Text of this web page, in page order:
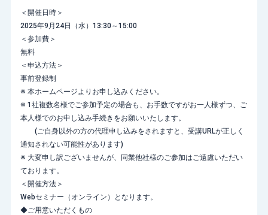
＜開催日時＞
2025年9月24日（水）13:30～15:00
＜参加費＞
無料
＜申込方法＞
事前登録制
※ 本ホームページよりお申し込みください。
※ 1社複数名様でご参加予定の場合も、お手数ですがお一人様ずつ、ご
本人様でのお申し込み手続きをお願いいたします。
(ご自身以外の方の代理申し込みをされますと、受講URLが正しく
通知されない可能性があります)
※ 大変申し訳ございませんが、同業他社様のご参加はご遠慮いただい
ております。
＜開催方法＞
Webセミナー（オンライン）となります。
◆ご用意いただくもの